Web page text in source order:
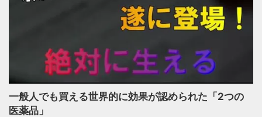
一般人でも買える世界的に効果が認められた「2つの
医薬品」